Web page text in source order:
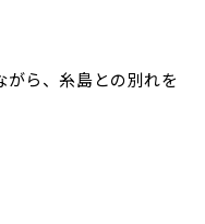
ら、糸島との別れを